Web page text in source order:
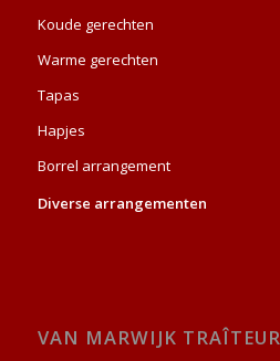
Koude gerechten
Warme gerechten
Tapas
Hapjes
Borrel arrangement
Diverse arrangementen
VAN MARWIJK TRAÎTEUR